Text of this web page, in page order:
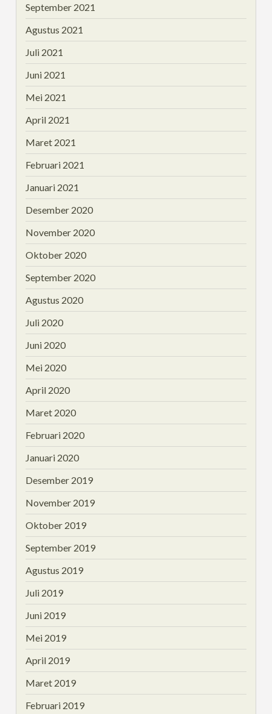
September 2021
Agustus 2021
Juli 2021
Juni 2021
Mei 2021
April 2021
Maret 2021
Februari 2021
Januari 2021
Desember 2020
November 2020
Oktober 2020
September 2020
Agustus 2020
Juli 2020
Juni 2020
Mei 2020
April 2020
Maret 2020
Februari 2020
Januari 2020
Desember 2019
November 2019
Oktober 2019
September 2019
Agustus 2019
Juli 2019
Juni 2019
Mei 2019
April 2019
Maret 2019
Februari 2019